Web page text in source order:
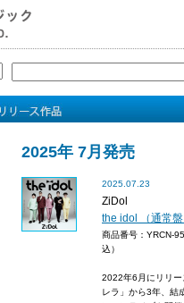
2025年 7月発売
2025.07.23
ZiDol
the idol （通常
商品番号：YRCN-
込）
2022年6月にリリ
レラ」から3年、結